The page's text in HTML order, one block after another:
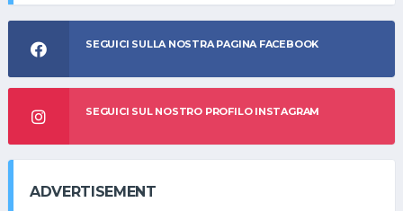
SEGUICI SULLA NOSTRA PAGINA FACEBOOK
SEGUICI SUL NOSTRO PROFILO INSTAGRAM
ADVERTISEMENT